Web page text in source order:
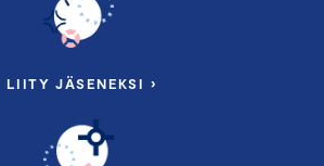
LIITY JÄSENEKSI ›